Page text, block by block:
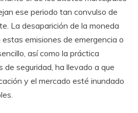
ese periodo tan convulso de
La desaparición de la moneda
emisiones de emergencia o
así como la práctica
de seguridad, ha llevado a que
y el mercado esté inundado